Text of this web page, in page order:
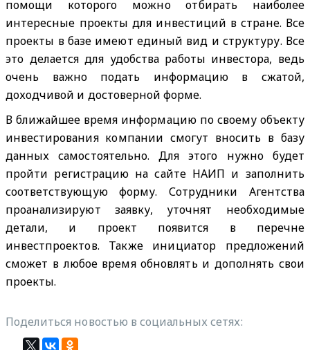
помощи которого можно отбирать наиболее
интересные проекты для инвестиций в стране. Все
проекты в базе имеют единый вид и структуру. Все
это делается для удобства работы инвестора, ведь
очень важно подать информацию в сжатой,
доходчивой и достоверной форме.
В ближайшее время информацию по своему объекту
инвестирования компании смогут вносить в базу
данных самостоятельно. Для этого нужно будет
пройти регистрацию на сайте НАИП и заполнить
соответствующую форму. Сотрудники Агентства
проанализируют заявку, уточнят необходимые
детали, и проект появится в перечне
инвестпроектов. Также инициатор предложений
сможет в любое время обновлять и дополнять свои
проекты.
Поделиться новостью в социальных сетях: